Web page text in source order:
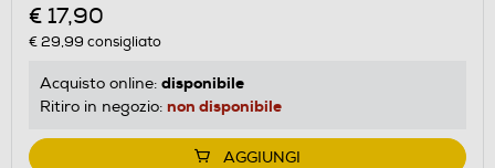
€ 17,90
€ 29,99 consigliato
Acquisto online: disponibile
Ritiro in negozio: non disponibile
AGGIUNGI